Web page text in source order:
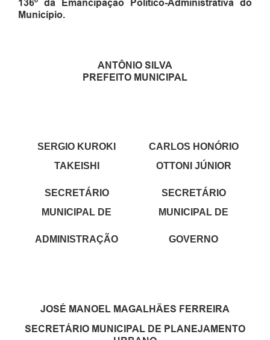
136º da Emancipação Político-Administrativa do
Município.
ANTÔNIO SILVA
PREFEITO MUNICIPAL
SERGIO KUROKI
TAKEISHI
SECRETÁRIO
MUNICIPAL DE
ADMINISTRAÇÃO
CARLOS HONÓRIO
OTTONI JÚNIOR
SECRETÁRIO
MUNICIPAL DE
GOVERNO
JOSÉ MANOEL MAGALHÃES FERREIRA
SECRETÁRIO MUNICIPAL DE PLANEJAMENTO